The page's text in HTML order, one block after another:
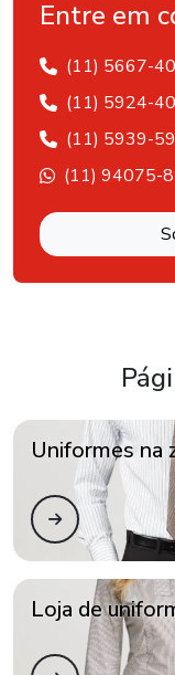
Mascara dupla com
Entre em
(11) 5667-
(11) 5924-
(11) 5939-
(11) 94075-
Uniformes na
Loja de